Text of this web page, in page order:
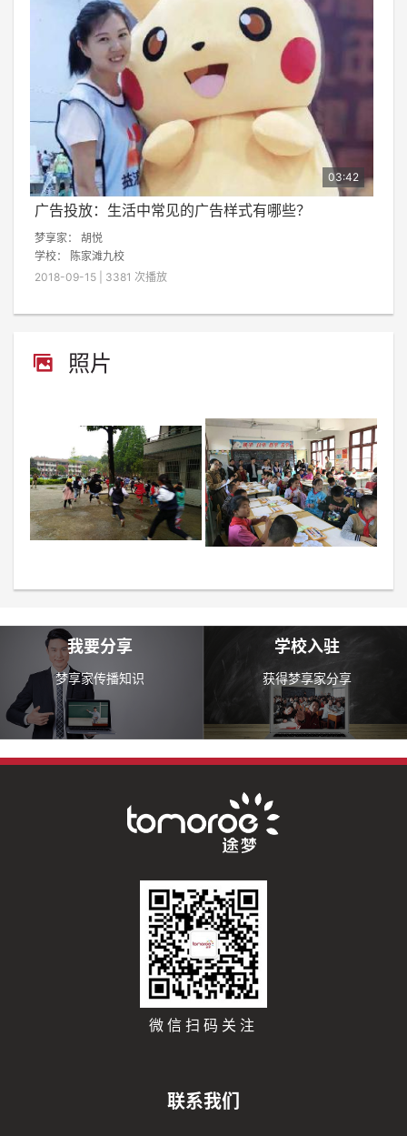
03:42
广告投放：生活中常见的广告样式有哪些？
梦享家： 胡悦
学校：
陈家滩九校
2018-09-15 | 3381 次播放
照片
我要分享
梦享家传播知识
学校入驻
获得梦享家分享
微信扫码关注
联系我们